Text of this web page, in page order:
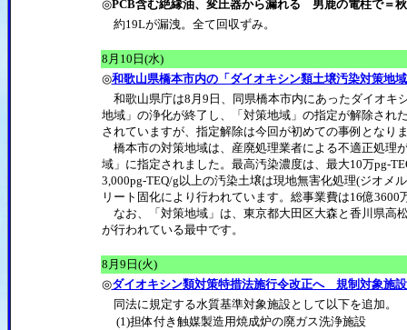
◎PCB含む絶縁油、変圧器から漏れる 男鹿の電柱で＝
約19Lが漏洩。全て回収ずみ。
8月10日(水)
◎和歌山県橋本市内の「ダイオキシン類土壌汚染対策地
和歌山県庁は8月9日、同県橋本市内にあったダイオキ
地域」の浄化が終了し、「対策地域」の指定が解除され
されていますが、指定解除は今回が初めての事例となり
橋本市の対策地域は、産廃処理業者による不適正処理
域」に指定されました。最高汚染濃度は、最大10万pg-
3,000pg-TEQ/g以上の汚染土壌は現地無害化処理(ジオメ
リート固化により行われています。総事業費は16億3600
なお、「対策地域」は、東京都大田区大森と香川県高
が行われている最中です。
8月9日(火)
◎ダイオキシン類対策特措法施行令改正へ 規制対象施
同法に規定する水質基準対象施設として以下を追加。
(1)担体付き触媒製造用焼成炉の廃ガス洗浄施設